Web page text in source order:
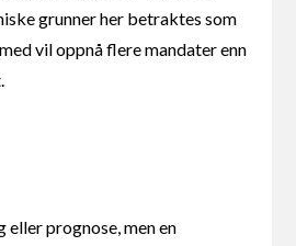
grunner her betraktes som
vil oppnå flere mandater enn
eller prognose, men en